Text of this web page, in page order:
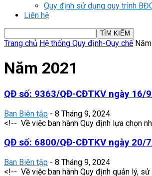
Quy định sử dụng quy trình
Liên hệ
Trang chủ Hệ thống Quy định-Quy chế
Năm 2021
QĐ số: 9363/QĐ-CĐTKV ngày 16/
Ban Biên tập - 8 Tháng 9, 2024
<!-- Về việc ban hành Quy định lựa chọn
QĐ số: 6800/QĐ-CĐTKV ngày 20/
Ban Biên tập - 8 Tháng 9, 2024
<!-- Về việc ban hành Quy định quản lý,